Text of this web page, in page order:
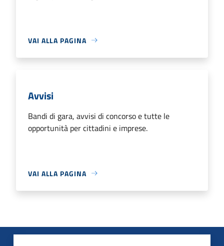
VAI ALLA PAGINA
Avvisi
Bandi di gara, avvisi di concorso e tutte le
opportunità per cittadini e imprese.
VAI ALLA PAGINA